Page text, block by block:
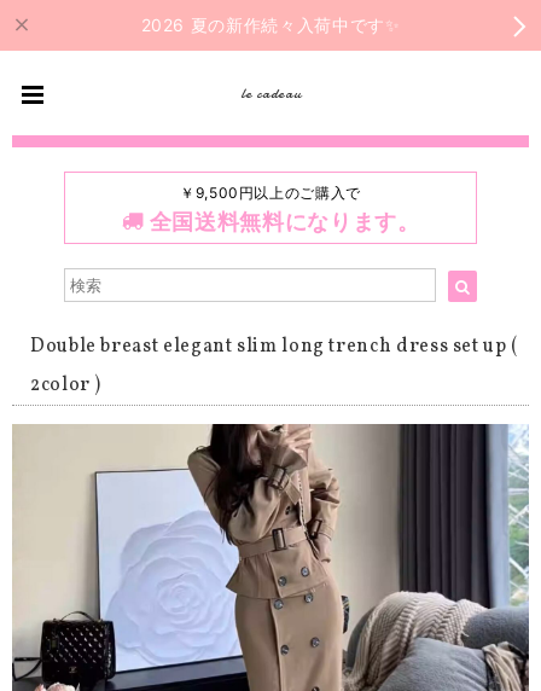
2026 夏の新作続々入荷中です✨
le cadeau
￥9,500円以上のご購入で
全国送料無料になります。
Double breast elegant slim long trench dress set up (
2color )